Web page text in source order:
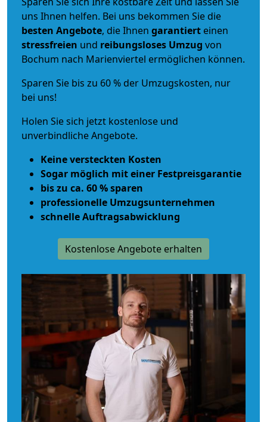
uns Ihnen helfen. Bei uns bekommen Sie die
besten Angebote, die Ihnen garantiert einen
stressfreien und reibungsloses Umzug von
Bochum nach Marienviertel ermöglichen können.
Sparen Sie bis zu 60 % der Umzugskosten, nur
bei uns!
Holen Sie sich jetzt kostenlose und
unverbindliche Angebote.
Keine versteckten Kosten
Sogar möglich mit einer Festpreisgarantie
bis zu ca. 60 % sparen
professionelle Umzugsunternehmen
schnelle Auftragsabwicklung
Kostenlose Angebote erhalten